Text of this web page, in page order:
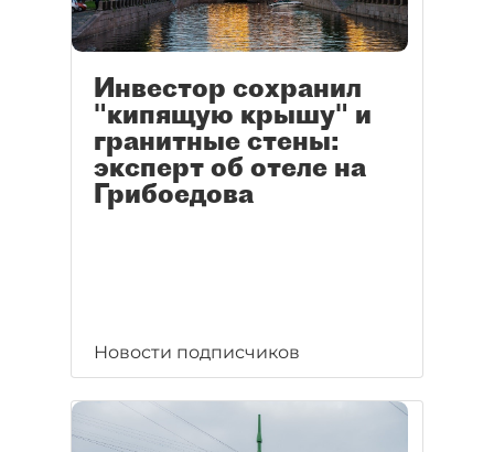
Инвестор сохранил
"кипящую крышу" и
гранитные стены:
эксперт об отеле на
Грибоедова
Новости подписчиков